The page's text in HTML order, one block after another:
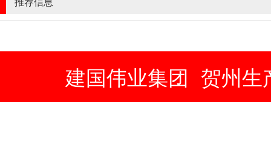
建国伟业集团 贺州